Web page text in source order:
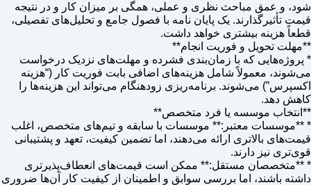
شود، و عمق مباحث نظری و عملی، همگی بر میزان کار و در نتیجه
قیمت تأثیرگذارند. یک پایان نامه با فصول جامع و تحلیل‌های تفصیلی،
قطعاً هزینه بیشتری خواهد داشت.
**مهلت تحویل و فوریت انجام**
* پروژه‌هایی که با زمان‌بندی فشرده و مهلت‌های نزدیک درخواست
می‌شوند، معمولاً شامل هزینه‌های اضافی بابت فوریت کار (“هزینه
اکسپرس”) می‌شوند. برنامه‌ریزی زودهنگام می‌تواند این هزینه‌ها را
کاهش دهد.
**انتخاب موسسه یا فرد متخصص**
* **موسسات معتبر:** موسسات با سابقه و تیم‌های متخصص، اغلب
قیمت‌های بالاتری ارائه می‌دهند، اما تضمین کیفیت، تعهد و پشتیبانی
قوی‌تری نیز دارند.
* **متخصصان مستقل:** ممکن است قیمت‌های انعطاف‌پذیرتری
داشته باشند، اما بررسی سوابق و اطمینان از کیفیت کار آن‌ها ضروری